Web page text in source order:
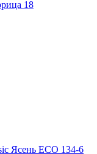
18